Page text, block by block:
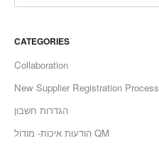
CATEGORIES
Collaboration
New Supplier Registration Process
הגדרות חשבון
הודעות איכות- מודול QM